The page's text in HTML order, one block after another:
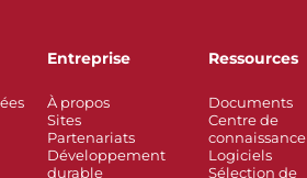
Entreprise
À propos
Sites
Partenariats
Développement
durable
Ressources
Documents
Centre de
connaissance
Logiciels
Sélection de